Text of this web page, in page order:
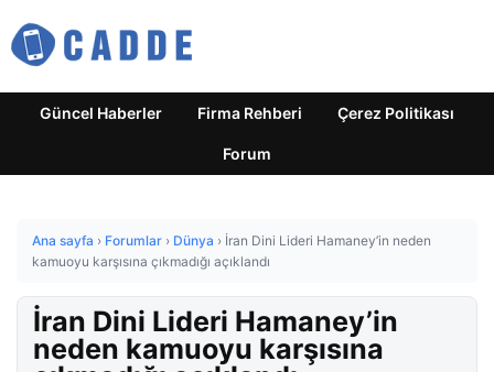
Güncel Haberler Firma Rehberi Çerez Politikası
Forum
Ana sayfa › Forumlar › Dünya › İran Dini Lideri Hamaney’in neden
kamuoyu karşısına çıkmadığı açıklandı
İran Dini Lideri Hamaney’in
neden kamuoyu karşısına